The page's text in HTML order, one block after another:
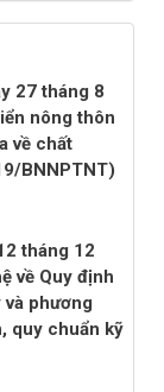
27 tháng 8
nông thôn
về chất
BNNPTNT)
tháng 12
về Quy định
phương
quy chuẩn kỹ